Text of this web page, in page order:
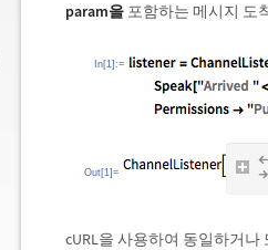
param을 포함하는 메시지 도
In[1]:=
Out[1]=
cURL을 사용하여 동일하거